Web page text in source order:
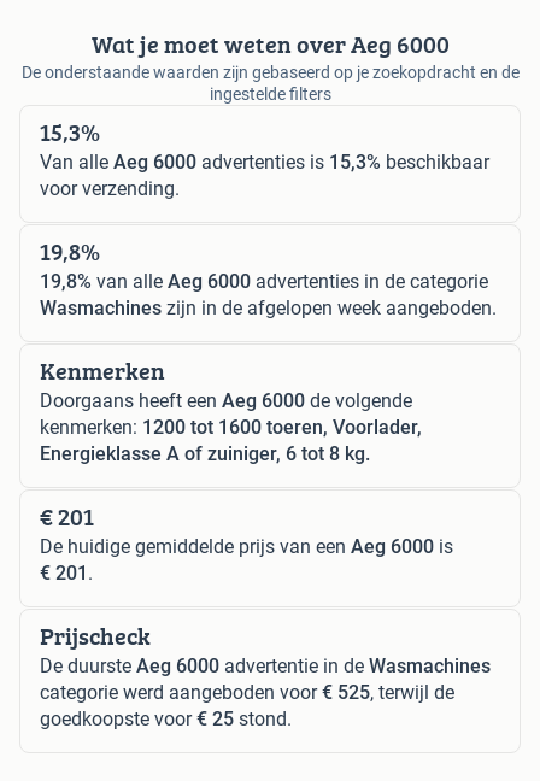
Wat je moet weten over Aeg 6000
De onderstaande waarden zijn gebaseerd op je zoekopdracht en de
ingestelde filters
15,3%
Van alle Aeg 6000 advertenties is 15,3% beschikbaar
voor verzending.
19,8%
19,8% van alle Aeg 6000 advertenties in de categorie
Wasmachines zijn in de afgelopen week aangeboden.
Kenmerken
Doorgaans heeft een Aeg 6000 de volgende
kenmerken: 1200 tot 1600 toeren, Voorlader,
Energieklasse A of zuiniger, 6 tot 8 kg.
€ 201
De huidige gemiddelde prijs van een Aeg 6000 is
€ 201 .
Prijscheck
De duurste Aeg 6000 advertentie in de Wasmachines
categorie werd aangeboden voor€ 525, terwijl de
goedkoopste voor€ 25 stond.